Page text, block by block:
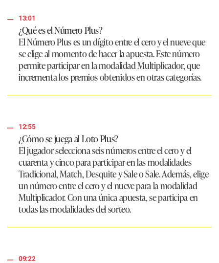
13:01
¿Qué es el Número Plus?
El Número Plus es un dígito entre el cero y el nueve que
se elige al momento de hacer la apuesta. Este número
permite participar en la modalidad Multiplicador, que
incrementa los premios obtenidos en otras categorías.
12:55
¿Cómo se juega al Loto Plus?
El jugador selecciona seis números entre el cero y el
cuarenta y cinco para participar en las modalidades
Tradicional, Match, Desquite y Sale o Sale. Además, elige
un número entre el cero y el nueve para la modalidad
Multiplicador. Con una única apuesta, se participa en
todas las modalidades del sorteo.
09:22